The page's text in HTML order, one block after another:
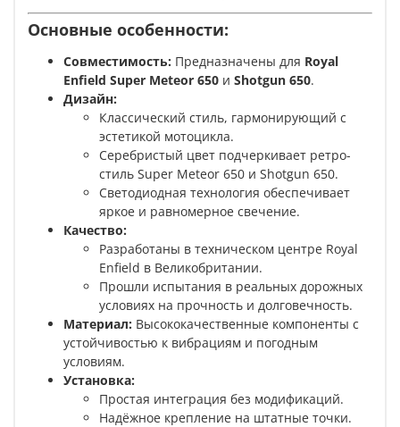
Основные особенности:
Совместимость: Предназначены для Royal
Enfield Super Meteor 650 и Shotgun 650.
Дизайн:
Классический стиль, гармонирующий с
эстетикой мотоцикла.
Серебристый цвет подчеркивает ретро-
стиль Super Meteor 650 и Shotgun 650.
Светодиодная технология обеспечивает
яркое и равномерное свечение.
Качество:
Разработаны в техническом центре Royal
Enfield в Великобритании.
Прошли испытания в реальных дорожных
условиях на прочность и долговечность.
Материал: Высококачественные компоненты с
устойчивостью к вибрациям и погодным
условиям.
Установка:
Простая интеграция без модификаций.
Надёжное крепление на штатные точки.